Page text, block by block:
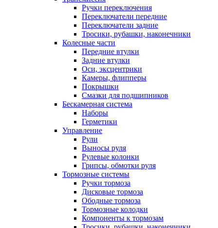
Ручки переключения
Переключатели передние
Переключатели задние
Тросики, рубашки, наконечники
Колесные части
Передние втулки
Задние втулки
Оси, эксцентрики
Камеры, флипперы
Покрышки
Смазки для подшипников
Бескамерная система
Наборы
Герметики
Управление
Рули
Выносы руля
Рулевые колонки
Грипсы, обмотки руля
Тормозные системы
Ручки тормоза
Дисковые тормоза
Ободные тормоза
Тормозные колодки
Компоненты к тормозам